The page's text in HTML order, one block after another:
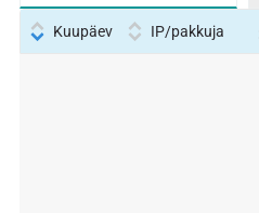
Kuupäev IP/pakkuja